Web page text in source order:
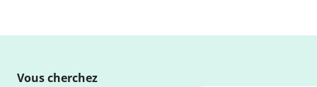
Vous cherchez